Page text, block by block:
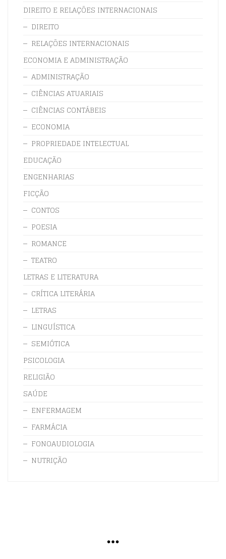
DIREITO E RELAÇÕES INTERNACIONAIS
DIREITO
RELAÇÕES INTERNACIONAIS
ECONOMIA E ADMINISTRAÇÃO
ADMINISTRAÇÃO
CIÊNCIAS ATUARIAIS
CIÊNCIAS CONTÁBEIS
ECONOMIA
PROPRIEDADE INTELECTUAL
EDUCAÇÃO
ENGENHARIAS
FICÇÃO
CONTOS
POESIA
ROMANCE
TEATRO
LETRAS E LITERATURA
CRÍTICA LITERÁRIA
LETRAS
LINGUÍSTICA
SEMIÓTICA
PSICOLOGIA
RELIGIÃO
SAÚDE
ENFERMAGEM
FARMÁCIA
FONOAUDIOLOGIA
NUTRIÇÃO